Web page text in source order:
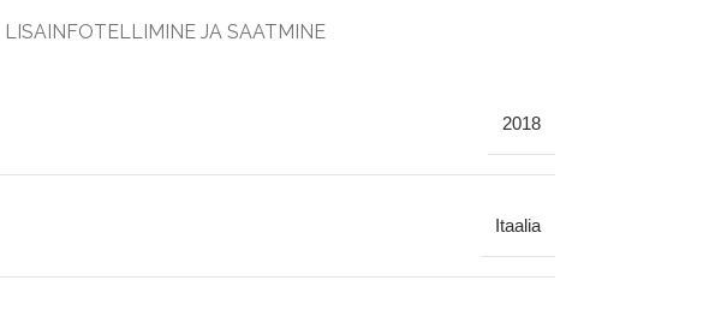
LISAINFOTELLIMINE JA SAATMINE
2018
Itaalia